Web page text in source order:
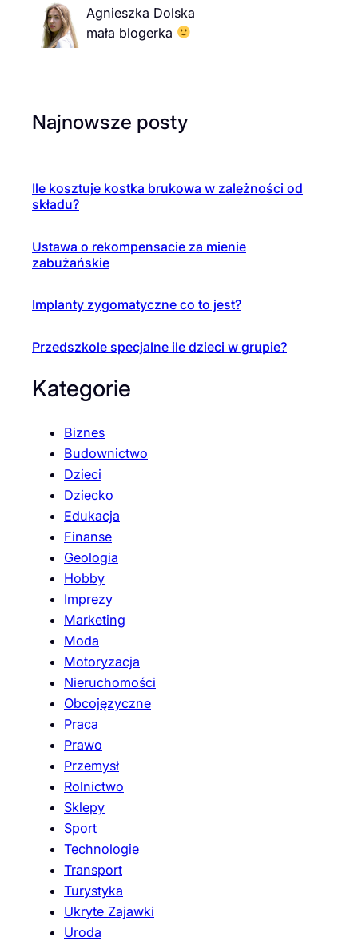
Agnieszka Dolska
mała blogerka
Najnowsze posty
Ile kosztuje kostka brukowa w zależności od
składu?
Ustawa o rekompensacie za mienie
zabużańskie
Implanty zygomatyczne co to jest?
Przedszkole specjalne ile dzieci w grupie?
Kategorie
Biznes
Budownictwo
Dzieci
Dziecko
Edukacja
Finanse
Geologia
Hobby
Imprezy
Marketing
Moda
Motoryzacja
Nieruchomości
Obcojęzyczne
Praca
Prawo
Przemysł
Rolnictwo
Sklepy
Sport
Technologie
Transport
Turystyka
Ukryte Zajawki
Uroda